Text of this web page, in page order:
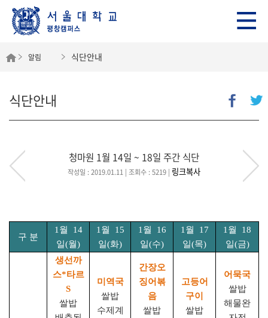
알림 식단안내
식단안내
청마원 1월 14일 ~ 18일 주간 식단
작성일 : 2019.01.11 | 조회수 : 5219 | 링크복사
구 분
1 월 14
일(월)
1 월 15
일(화)
1 월
16
일(수)
1 월 17
일(목)
1 월
18
일(금)
생선까
스*타르
S
쌀밥
미역국
쌀밥
수제계
간장오
징어볶
음
쌀밥
고등어
구이
쌀밥
어묵국
쌀밥
해물완